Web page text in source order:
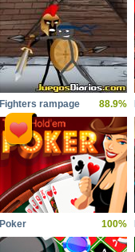
Fighters rampage 88.9%
Poker 100%